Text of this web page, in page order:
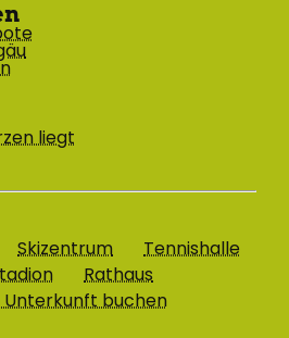
liegt
Skizentrum
Tennishalle
Rathaus
buchen